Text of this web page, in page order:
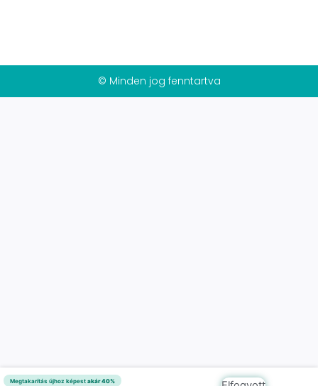
Megtakarítás újhoz képest akár 40%
© Minden jog fenntartva